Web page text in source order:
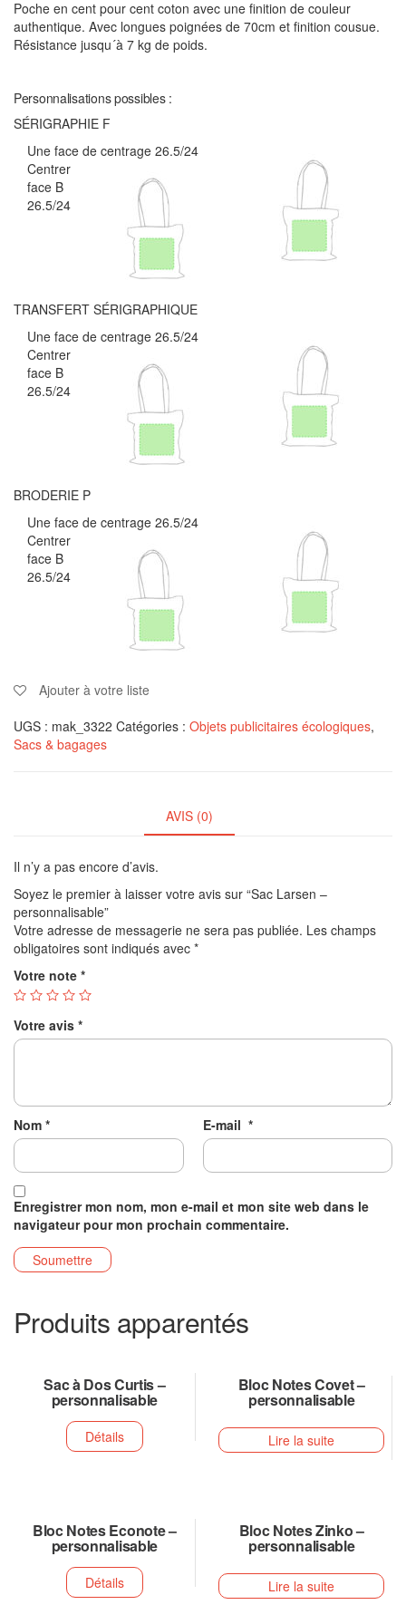
Poche en cent pour cent coton avec une finition de couleur
authentique. Avec longues poignées de 70cm et finition cousue.
Résistance jusqu´à 7 kg de poids.
Personnalisations possibles :
SÉRIGRAPHIE F
Une face de centrage 26.5/24
Centrer
face B
26.5/24
TRANSFERT SÉRIGRAPHIQUE
Une face de centrage 26.5/24
Centrer
face B
26.5/24
BRODERIE P
Une face de centrage 26.5/24
Centrer
face B
26.5/24
Ajouter à votre liste
UGS : mak_3322 Catégories : Objets publicitaires écologiques,
Sacs & bagages
AVIS (0)
Il n’y a pas encore d’avis.
Soyez le premier à laisser votre avis sur “Sac Larsen –
personnalisable”
Votre adresse de messagerie ne sera pas publiée. Les champs
obligatoires sont indiqués avec *
Votre note *
Votre avis *
Nom * E-mail *
Enregistrer mon nom, mon e-mail et mon site web dans le
navigateur pour mon prochain commentaire.
Produits apparentés
Sac à Dos Curtis –
personnalisable
Détails
Bloc Notes Covet –
personnalisable
Lire la suite
Bloc Notes Econote –
personnalisable
Détails
Bloc Notes Zinko –
personnalisable
Lire la suite